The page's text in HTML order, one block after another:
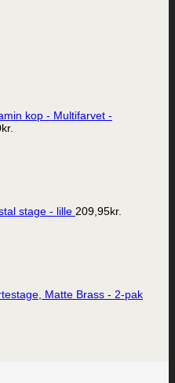
kop - Multifarvet -
kr.
stage - lille 209,95kr.
Matte Brass - 2-pak